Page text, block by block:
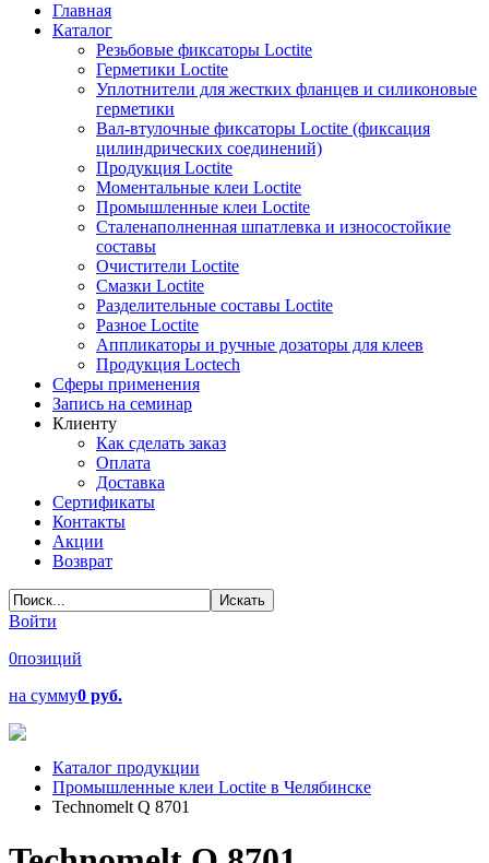
Главная
Каталог
Резьбовые фиксаторы Loctite
Герметики Loctite
Уплотнители для жестких фланцев и силиконовые
герметики
Вал-втулочные фиксаторы Loctite (фиксация
цилиндрических соединений)
Продукция Loctite
Моментальные клеи Loctite
Промышленные клеи Loctite
Сталенаполненная шпатлевка и износостойкие
составы
Очистители Loctite
Смазки Loctite
Разделительные составы Loctite
Разное Loctite
Аппликаторы и ручные дозаторы для клеев
Продукция Loctech
Сферы применения
Запись на семинар
Клиенту
Как сделать заказ
Оплата
Доставка
Сертификаты
Контакты
Акции
Возврат
Войти
0позиций
на сумму0 руб.
Каталог продукции
Промышленные клеи Loctite в Челябинске
Technomelt Q 8701